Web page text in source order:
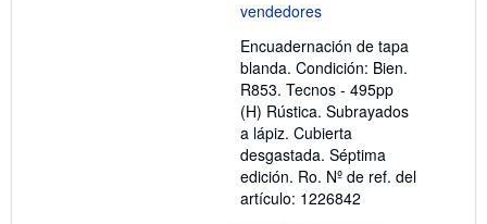
Encuadernación de tapa
blanda. Condición: Bien.
R853. Tecnos - 495pp
(H) Rústica. Subrayados
a lápiz. Cubierta
desgastada. Séptima
edición. Ro. Nº de ref. del
artículo: 1226842